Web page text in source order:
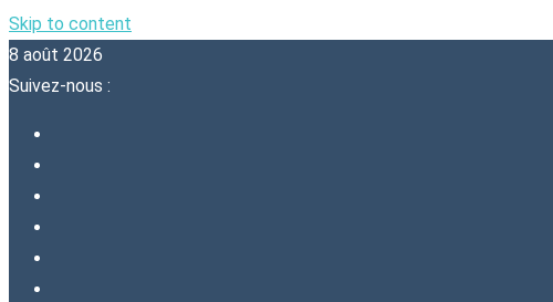
Skip to content
8 août 2026
Suivez-nous :